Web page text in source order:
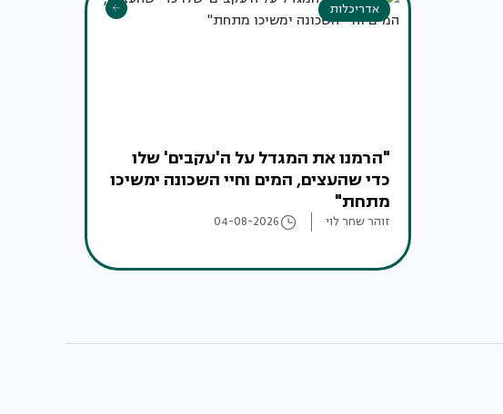
אדריכלות
"הרמנו את המגדל על ה'עקבים' שלו
כדי שהעצים, המים וחיי השכונה ימשיכו
מתחת"
זוהר שחר לוי 04-08-2026